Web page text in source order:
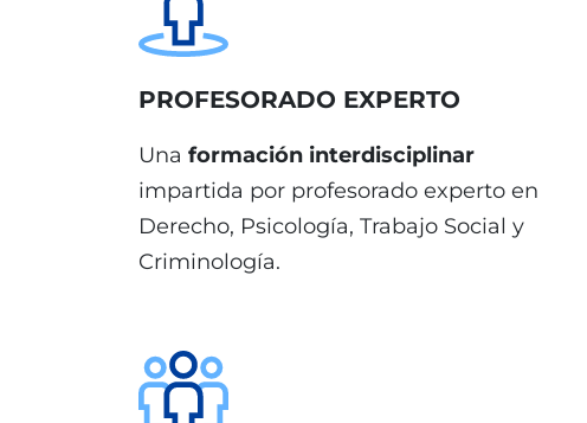
PROFESORADO EXPERTO
Una formación interdisciplinar
impartida por profesorado experto en
Derecho, Psicología, Trabajo Social y
Criminología.